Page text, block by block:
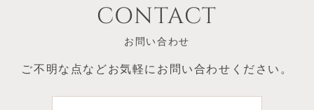
CONTACT
お問い合わせ
ご不明な点などお気軽にお問い合わせください。